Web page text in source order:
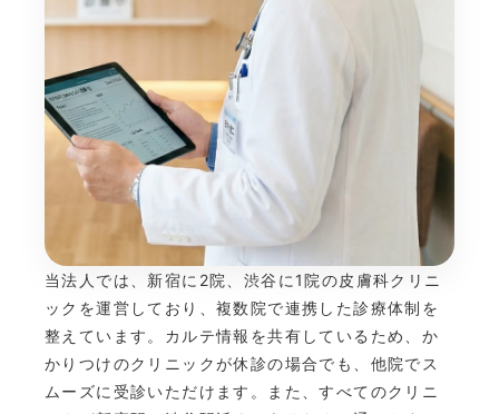
当法人では、新宿に2院、渋谷に1院の皮膚科クリニ
ックを運営しており、複数院で連携した診療体制を
整えています。カルテ情報を共有しているため、か
かりつけのクリニックが休診の場合でも、他院でス
ムーズに受診いただけます。また、すべてのクリニ